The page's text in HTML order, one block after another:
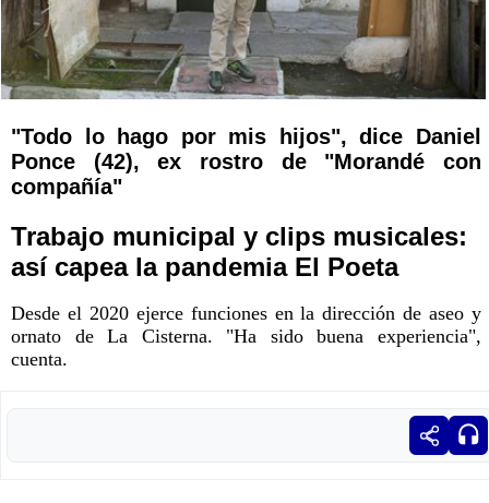
"Todo lo hago por mis hijos", dice Daniel
Ponce (42), ex rostro de "Morandé con
compañía"
Trabajo municipal y clips musicales:
así capea la pandemia El Poeta
Desde el 2020 ejerce funciones en la dirección de aseo y
ornato de La Cisterna. "Ha sido buena experiencia",
cuenta.